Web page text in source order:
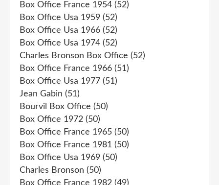
Box Office France 1954 (52)
Box Office Usa 1959 (52)
Box Office Usa 1966 (52)
Box Office Usa 1974 (52)
Charles Bronson Box Office (52)
Box Office France 1966 (51)
Box Office Usa 1977 (51)
Jean Gabin (51)
Bourvil Box Office (50)
Box Office 1972 (50)
Box Office France 1965 (50)
Box Office France 1981 (50)
Box Office Usa 1969 (50)
Charles Bronson (50)
Box Office France 1982 (49)